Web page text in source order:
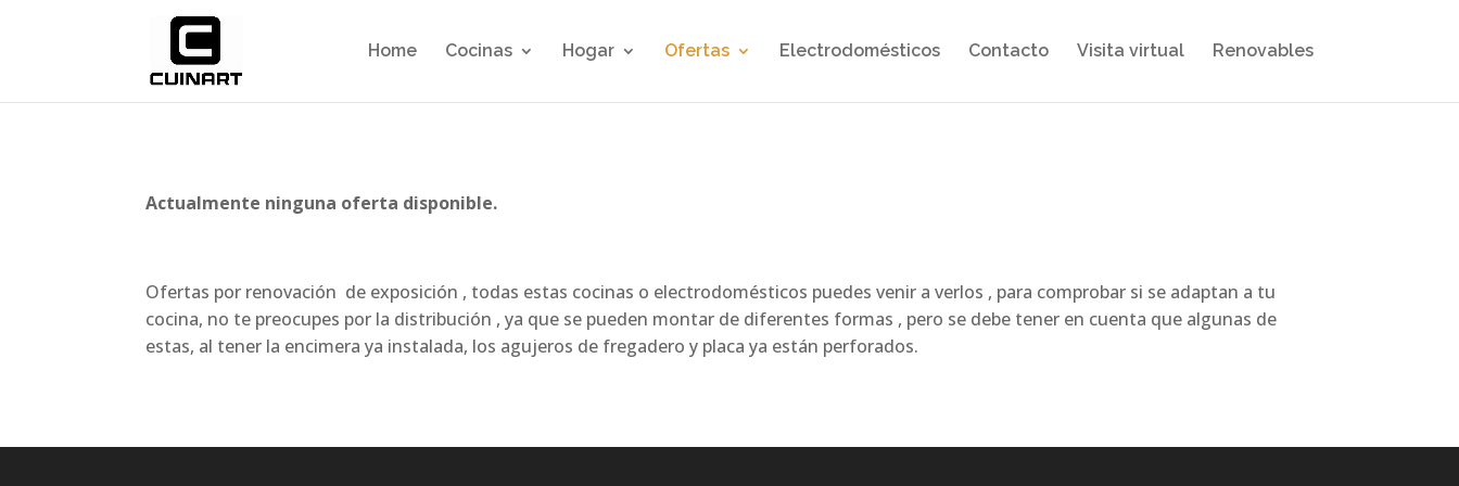
Home Cocinas Hogar Ofertas Electrodomésticos Contacto Visita virtual Renovables
Actualmente ninguna oferta disponible.
Ofertas por renovación de exposición , todas estas cocinas o electrodomésticos puedes venir a verlos , para comprobar si se adaptan a tu
cocina, no te preocupes por la distribución , ya que se pueden montar de diferentes formas , pero se debe tener en cuenta que algunas de
estas, al tener la encimera ya instalada, los agujeros de fregadero y placa ya están perforados.